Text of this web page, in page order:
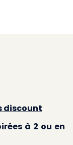
discount
à 2 ou en